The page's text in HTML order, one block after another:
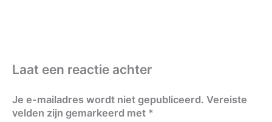
Laat een reactie achter
Je e-mailadres wordt niet gepubliceerd. Vereiste
velden zijn gemarkeerd met *